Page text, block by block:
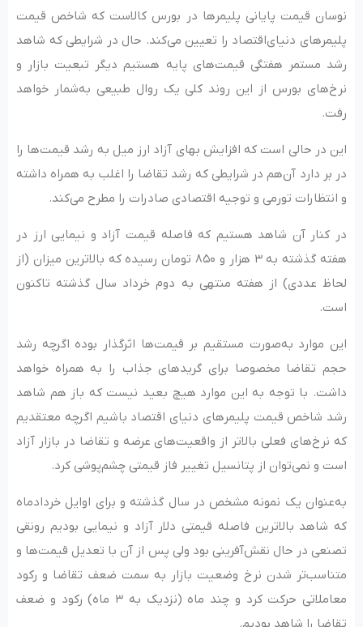
نوسان قیمت‌ پایانی پلیمرها در بورس کالاست که شاخص قیمت
پلیمرهای دنیای‌اقتصاد را تعیین می‌کند. حال در شرایطی که شاهد
رشد مستمر هفتگی قیمت‌های پایه هستیم دیگر تبعیت بازار و
نرخ‌های بورس از این روند کلی یک روال طبیعی به‌شمار خواهد
رفت.
این در حالی است که افزایش بهای آزاد ارز میل به رشد قیمت‌ها را
در بر دارد آن‌هم در شرایطی که رشد تقاضا را اغلب به همراه داشته
و انتظارات تورمی و توجیه اقتصادی صادرات را مطرح می‌کند.
در کنار آن شاهد هستیم که فاصله قیمت آزاد و نیمایی ارز در
هفته گذشته به ۳ هزار و ۸۵۰ تومان رسیده که بالاترین میزان (از
لحاظ عددی) از هفته منتهی به دوم خرداد سال گذشته تاکنون
است.
این موارد به‌صورت مستقیم بر قیمت‌ها اثرگذار بوده اگرچه رشد
حجم تقاضا مخصوصا برای گریدهای جذاب را به همراه خواهد
داشت. با توجه به این موارد هیچ بعید نیست که باز هم شاهد
رشد شاخص قیمت پلیمرهای دنیای اقتصاد باشیم اگرچه معتقدیم
که نرخ‌های فعلی بالاتر از واقعیت‌های عرضه و تقاضا در بازار آزاد
است و نمی‌توان از پتانسیل تغییر فاز قیمتی چشم‌پوشی کرد.
به‌عنوان یک نمونه مشخص در سال گذشته و برای اوایل خردادماه
که شاهد بالاترین فاصله قیمتی دلار آزاد و نیمایی بودیم رونقی
تصنعی در حال نقش‌آفرینی بود ولی پس از آن با تعدیل قیمت‌ها و
متناسب‌تر شدن نرخ وضعیت بازار به سمت ضعف تقاضا و رکود
معاملاتی حرکت کرد و چند ماه (نزدیک به ۳ ماه) رکود و ضعف